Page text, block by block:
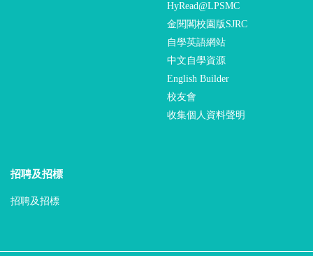
HyRead@LPSMC
金閱閣校園版SJRC
自學英語網站
中文自學資源
English Builder
校友會
收集個人資料聲明
招聘及招標
招聘及招標